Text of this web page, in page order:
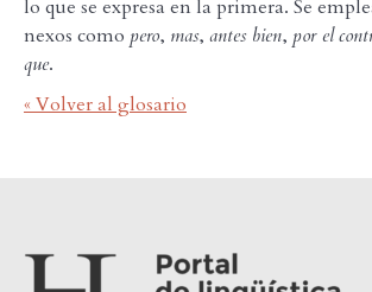
lo que se expresa en la primera. Se
nexos como pero, mas, antes bien, por el
que.
« Volver al glosario